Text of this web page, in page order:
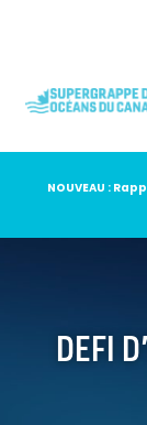
QUI NOUS
AMBITION
NOUVELLES
NOUVEAU :
DEFI